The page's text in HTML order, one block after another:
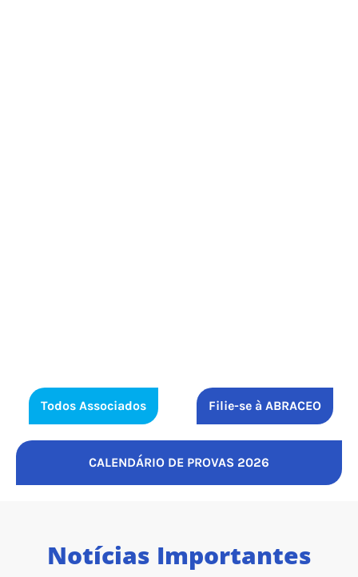
Todos Associados Filie-se à ABRACEO
CALENDÁRIO DE PROVAS 2026
Notícias Importantes